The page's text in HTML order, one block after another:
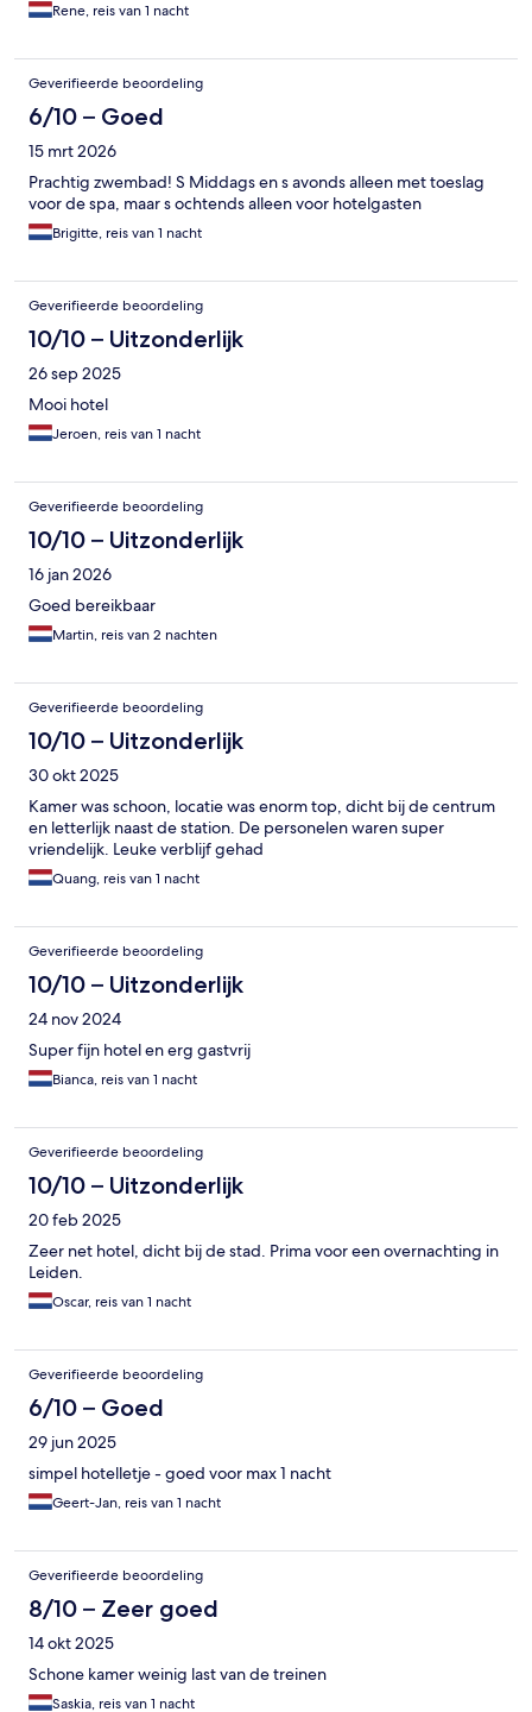
Rene, reis van 1 nacht
Geverifieerde beoordeling
6/10 – Goed
15 mrt 2026
Prachtig zwembad! S Middags en s avonds alleen met toeslag
voor de spa, maar s ochtends alleen voor hotelgasten
Brigitte, reis van 1 nacht
Geverifieerde beoordeling
10/10 – Uitzonderlijk
26 sep 2025
Mooi hotel
Jeroen, reis van 1 nacht
Geverifieerde beoordeling
10/10 – Uitzonderlijk
16 jan 2026
Goed bereikbaar
Martin, reis van 2 nachten
Geverifieerde beoordeling
10/10 – Uitzonderlijk
30 okt 2025
Kamer was schoon, locatie was enorm top, dicht bij de centrum
en letterlijk naast de station. De personelen waren super
vriendelijk. Leuke verblijf gehad
Quang, reis van 1 nacht
Geverifieerde beoordeling
10/10 – Uitzonderlijk
24 nov 2024
Super fijn hotel en erg gastvrij
Bianca, reis van 1 nacht
Geverifieerde beoordeling
10/10 – Uitzonderlijk
20 feb 2025
Zeer net hotel, dicht bij de stad. Prima voor een overnachting in
Leiden.
Oscar, reis van 1 nacht
Geverifieerde beoordeling
6/10 – Goed
29 jun 2025
simpel hotelletje - goed voor max 1 nacht
Geert-Jan, reis van 1 nacht
Geverifieerde beoordeling
8/10 – Zeer goed
14 okt 2025
Schone kamer weinig last van de treinen
Saskia, reis van 1 nacht